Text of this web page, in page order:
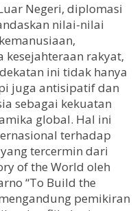
Negeri, diplomasi
nilai-nilai
kesejahteraan rakyat,
ini tidak hanya
juga antisipatif dan
sebagai kekuatan
global. Hal ini
terhadap
tercermin dari
of the World oleh
“To Build the
pemikiran